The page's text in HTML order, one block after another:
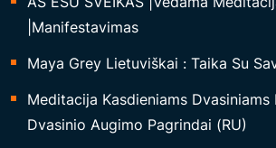
|Manifestavimas
Maya Grey Lietuviškai : Taika Su
Meditacija Kasdieniams Dvasiniams
Dvasinio Augimo Pagrindai (RU)